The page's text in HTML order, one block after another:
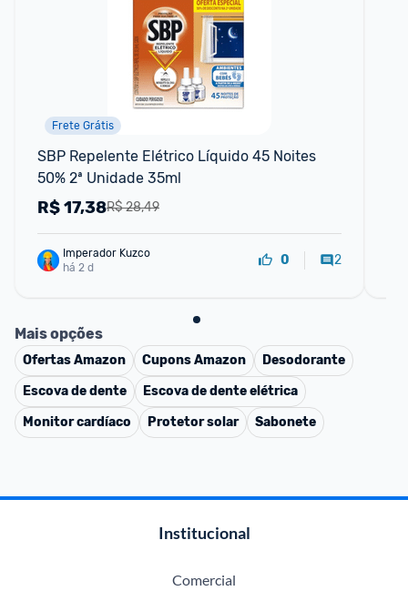
Frete Grátis
SBP Repelente Elétrico Líquido 45 Noites
50% 2ª Unidade 35ml
R$ 28,49
R$17,38
Imperador Kuzco
há 2 d
0 2
Mais opções
OfertasAmazon CuponsAmazon
Desodorante
Escova de dente
Escova de dente elétrica
Monitor cardíaco
Protetor solar Sabonete
Institucional
Comercial